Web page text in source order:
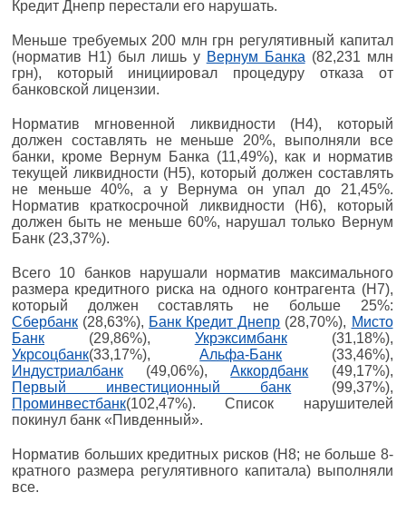
Кредит Днепр перестали его нарушать.
Меньше требуемых 200 млн грн регулятивный капитал
(норматив Н1) был лишь у Вернум Банка (82,231 млн
грн), который инициировал процедуру отказа от
банковской лицензии.
Норматив мгновенной ликвидности (Н4), который
должен составлять не меньше 20%, выполняли все
банки, кроме Вернум Банка (11,49%), как и норматив
текущей ликвидности (Н5), который должен составлять
не меньше 40%, а у Вернума он упал до 21,45%.
Норматив краткосрочной ликвидности (Н6), который
должен быть не меньше 60%, нарушал только Вернум
Банк (23,37%).
Всего 10 банков нарушали норматив максимального
размера кредитного риска на одного контрагента (Н7),
который должен составлять не больше 25%:
Сбербанк (28,63%), Банк Кредит Днепр (28,70%), Мисто
Банк (29,86%), Укрэксимбанк(31,18%),
Укрсоцбанк(33,17%),Альфа-Банк (33,46%),
Индустриалбанк (49,06%),Аккордбанк (49,17%),
Первый инвестиционный банк (99,37%),
Проминвестбанк(102,47%). Список нарушителей
покинул банк «Пивденный».
Норматив больших кредитных рисков (Н8; не больше 8-
кратного размера регулятивного капитала) выполняли
все.